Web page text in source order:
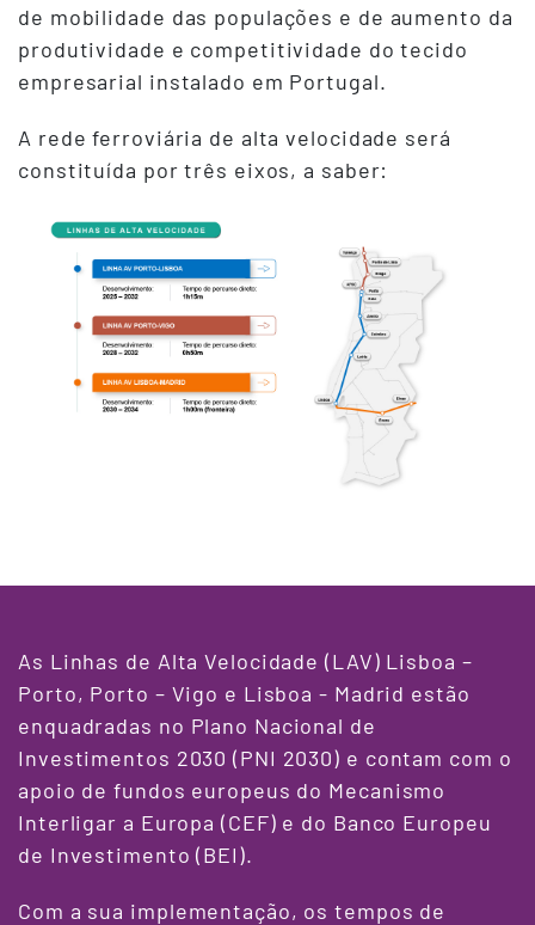
de mobilidade das populações e de aumento da
produtividade e competitividade do tecido
empresarial instalado em Portugal.
A rede ferroviária de alta velocidade será
constituída por três eixos, a saber:
As Linhas de Alta Velocidade (LAV) Lisboa –
Porto, Porto – Vigo e Lisboa - Madrid estão
enquadradas no Plano Nacional de
Investimentos 2030 (PNI 2030) e contam com o
apoio de fundos europeus do Mecanismo
Interligar a Europa (CEF) e do Banco Europeu
de Investimento (BEI).
Com a sua implementação, os tempos de